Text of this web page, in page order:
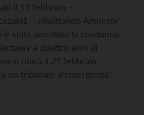
il 17 febbraio –
-, ritwittando Amnesty
è stata annullata la condanna
a quattro anni di
si rifarà il 21 febbraio,
un tribunale d’emergenza”.